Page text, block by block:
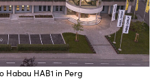
Habau HAB1 in Perg